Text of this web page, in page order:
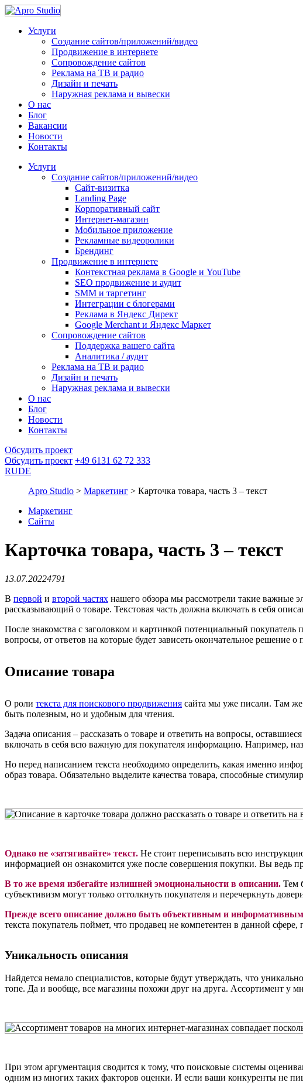
Услуги
Создание сайтов/приложений/видео
Продвижение в интернете
Сопровождение сайтов
Реклама на ТВ и радио
Дизайн и печать
Наружная реклама и вывески
О нас
Блог
Вакансии
Новости
Контакты
Услуги
Создание сайтов/приложений/видео
Сайт-визитка
Landing Page
Корпоративный сайт
Интернет-магазин
Мобильное приложение
Рекламные видеоролики
Брендинг
Продвижение в интернете
Контекстная реклама в Google и YouTube
SEO продвижение и аудит
SMM и таргетинг
Интеграции с блогерами
Реклама в Яндекс Директ
Google Merchant и Яндекс Маркет
Сопровождение сайтов
Поддержка вашего сайта
Аналитика / аудит
Реклама на ТВ и радио
Дизайн и печать
Наружная реклама и вывески
О нас
Блог
Новости
Контакты
Обсудить проект
Обсудить проект +49 6131 62 72 333
RUDE
Apro Studio > Маркетинг > Карточка товара, часть 3 – текст
Маркетинг
Сайты
Карточка товара, часть 3 – текст
13.07.20224791
В первой и второй частях нашего обзора мы рассмотрели такие важные
рассказывающий о товаре. Текстовая часть должна включать в себя
После знакомства с заголовком и картинкой потенциальный покупатель
вопросы, от ответов на которые будет зависеть окончательное решение
Описание товара
О роли текста для поискового продвижения сайта мы уже писали. Там
быть полезным, но и удобным для чтения.
Задача описания – рассказать о товаре и ответить на вопросы,
включать в себя всю важную для покупателя информацию. Например,
Но перед написанием текста необходимо определить, какая именно
образ товара. Обязательно выделите качества товара, способные
Однако не «затягивайте» текст. Не стоит переписывать всю
информацией он ознакомится уже после совершения покупки. Вы ведь
В то же время избегайте излишней эмоциональности в описании. Тем
субъективизм могут только оттолкнуть покупателя и перечеркнуть
Прежде всего описание должно быть объективным и
текста покупатель поймет, что продавец не компетентен в данной сфере,
Уникальность описания
Найдется немало специалистов, которые будут утверждать, что
топе. Да и вообще, все магазины похожи друг на друга. Ассортимент у
При этом аргументация сводится к тому, что поисковые системы
одним из многих таких факторов оценки. И если ваши конкуренты не